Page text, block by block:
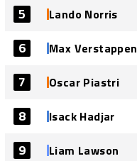
5 Lando Norris
6 Max Verstappen
7 Oscar Piastri
8 Isack Hadjar
9 Liam Lawson